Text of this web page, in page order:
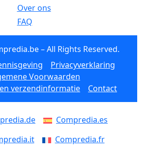
Over ons
FAQ
– All Rights Reserved.
Privacyverklaring
Voorwaarden
verzendinformatie
Contact
Compredia.es
Compredia.fr